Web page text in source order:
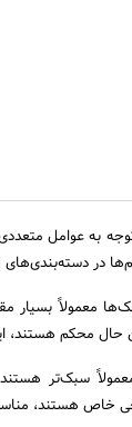
توجه به عوامل
دسته‌بندی‌های
معمولاً
حال محکم هستند،
سبک‌تر
خاص هستند،